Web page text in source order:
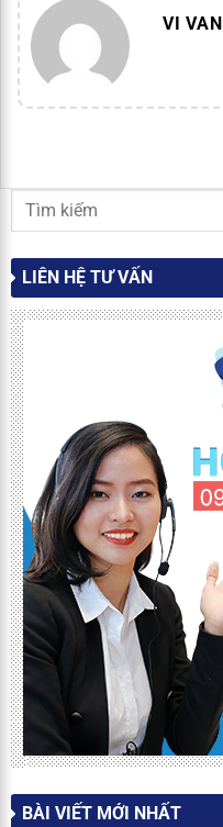
VI VAN
LIÊN HỆ TƯ VẤN
BÀI VIẾT MỚI NHẤT